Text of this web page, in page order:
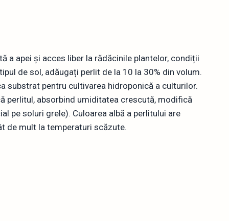
a apei și acces liber la rădăcinile plantelor, condiții
de sol, adăugați perlit de la 10 la 30% din volum.
substrat pentru cultivarea hidroponică a culturilor.
perlitul, absorbind umiditatea crescută, modifică
pe soluri grele). Culoarea albă a perlitului are
de mult la temperaturi scăzute.